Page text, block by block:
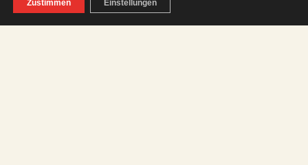
Zustimmen Einstellungen